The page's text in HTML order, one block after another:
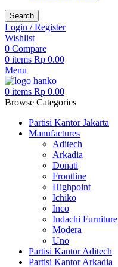
Search
Login / Register
Wishlist
0 Compare
0 items Rp 0.00
Menu
0 items Rp 0.00
Browse Categories
Partisi Kantor Jakarta
Manufactures
Aditech
Arkadia
Donati
Frontline
Highpoint
Ichiko
Inco
Indachi Furniture
Modera
Uno
Partisi Kantor Aditech
Partisi Kantor Arkadia